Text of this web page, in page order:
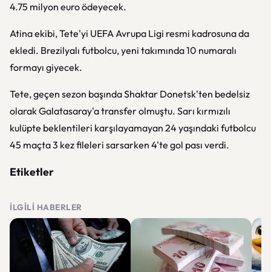
4.75 milyon euro ödeyecek.
Atina ekibi, Tete'yi UEFA Avrupa Ligi resmi kadrosuna da
ekledi. Brezilyalı futbolcu, yeni takımında 10 numaralı
formayı giyecek.
Tete, geçen sezon başında Shaktar Donetsk'ten bedelsiz
olarak Galatasaray'a transfer olmuştu. Sarı kırmızılı
kulüpte beklentileri karşılayamayan 24 yaşındaki futbolcu
45 maçta 3 kez fileleri sarsarken 4'te gol pası verdi.
Etiketler
İLGILI HABERLER